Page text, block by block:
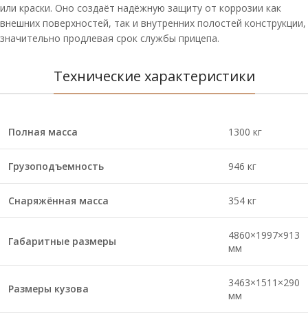
или краски. Оно создаёт надёжную защиту от коррозии как
внешних поверхностей, так и внутренних полостей конструкции,
значительно продлевая срок службы прицепа.
Технические характеристики
Полная масса 1300 кг
Грузоподъемность 946 кг
Снаряжённая масса 354 кг
Габаритные размеры
4860×1997×913
мм
Размеры кузова
3463×1511×290
мм